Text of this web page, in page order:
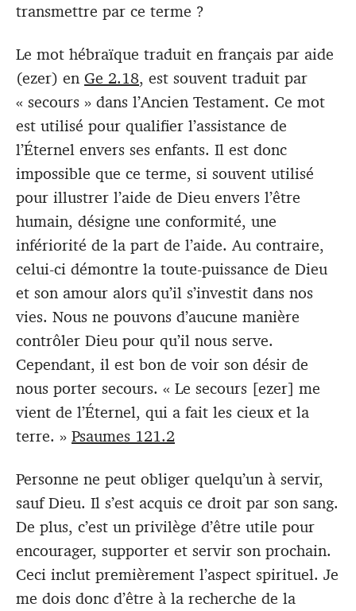
transmettre par ce terme ?
Le mot hébraïque traduit en français par aide
(ezer) en Ge 2.18, est souvent traduit par
« secours » dans l’Ancien Testament. Ce mot
est utilisé pour qualifier l’assistance de
l’Éternel envers ses enfants. Il est donc
impossible que ce terme, si souvent utilisé
pour illustrer l’aide de Dieu envers l’être
humain, désigne une conformité, une
infériorité de la part de l’aide. Au contraire,
celui-ci démontre la toute-puissance de Dieu
et son amour alors qu’il s’investit dans nos
vies. Nous ne pouvons d’aucune manière
contrôler Dieu pour qu’il nous serve.
Cependant, il est bon de voir son désir de
nous porter secours. « Le secours [ezer] me
vient de l’Éternel, qui a fait les cieux et la
terre. » Psaumes 121.2
Personne ne peut obliger quelqu’un à servir,
sauf Dieu. Il s’est acquis ce droit par son sang.
De plus, c’est un privilège d’être utile pour
encourager, supporter et servir son prochain.
Ceci inclut premièrement l’aspect spirituel. Je
me dois donc d’être à la recherche de la